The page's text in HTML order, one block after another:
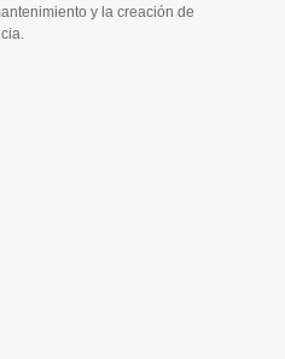
y la creación de